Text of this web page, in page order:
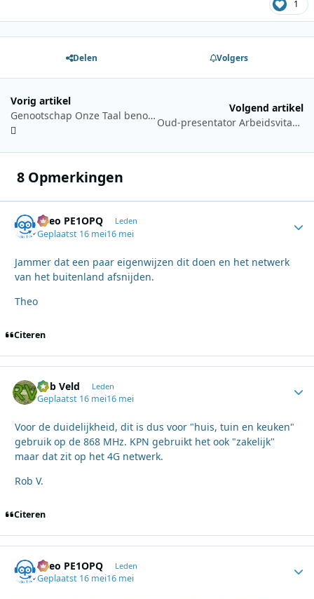
1
Delen Volgers
Vorig artikel
Genootschap Onze Taal benoemt Frits Spits tot erelid
Volgend artikel
Oud-presentator Arbeidsvitaminen en Toppop Bas Westerweel overleden
8 Opmerkingen
Theo PE1OPQ Leden
Geplaatst 16 mei16 mei
Jammer dat een paar eigenwijzen dit doen en het netwerk
van het buitenland afsnijden.
Theo
Citeren
Rob Veld Leden
Geplaatst 16 mei16 mei
Voor de duidelijkheid, dit is dus voor "huis, tuin en keuken"
gebruik op de 868 MHz. KPN gebruikt het ook "zakelijk"
maar dat zit op het 4G netwerk.
Rob V.
Citeren
Theo PE1OPQ Leden
Geplaatst 16 mei16 mei